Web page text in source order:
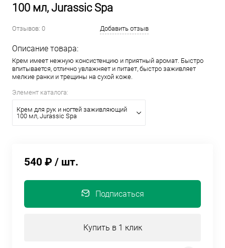
100 мл, Jurassic Spa
Отзывов: 0 Добавить отзыв
Описание товара:
Крем имеет нежную консистенцию и приятный аромат. Быстро
впитывается, отлично увлажняет и питает, быстро заживляет
мелкие ранки и трещины на сухой коже.
Элемент каталога:
Крем для рук и ногтей заживляющий
100 мл, Jurassic Spa
540 ₽ / шт.
Подписаться
Купить в 1 клик